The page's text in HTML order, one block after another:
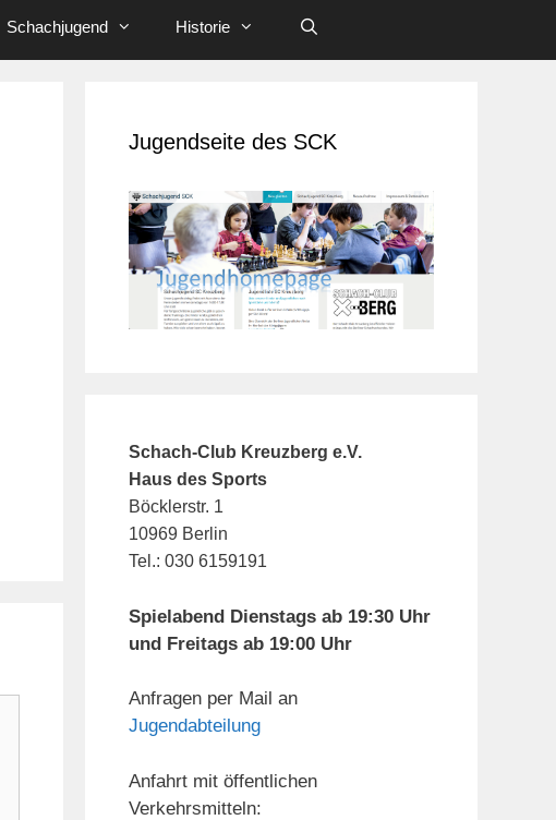
Schachjugend Historie
Jugendseite des SCK
Schach-Club Kreuzberg e.V.
Haus des Sports
Böcklerstr. 1
10969 Berlin
Tel.: 030 6159191
Spielabend Dienstags ab 19:30 Uhr
und Freitags ab 19:00 Uhr
Anfragen per Mail an
Jugendabteilung
Anfahrt mit öffentlichen
Verkehrsmitteln: